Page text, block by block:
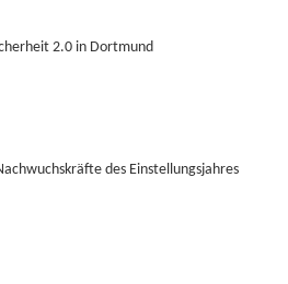
2.0 in Dortmund
des Einstellungsjahres